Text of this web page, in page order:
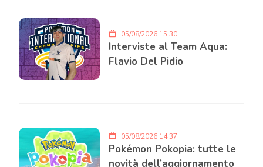
05/08/2026 15:30
Interviste al Team Aqua:
Flavio Del Pidio
05/08/2026 14:37
Pokémon Pokopia: tutte le
novità dell’aggiornamento